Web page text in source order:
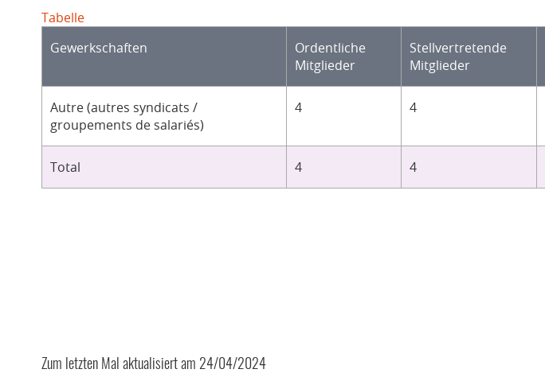
Tabelle
Gewerkschaften
Ordentliche
Mitglieder
Stellvertretende
Mitglieder
Autre (autres syndicats /
groupements de salariés)
4 4
Total 4 4
Zum letzten Mal aktualisiert am 24/04/2024